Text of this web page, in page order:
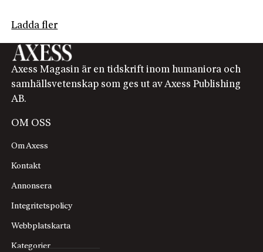
Ladda fler
Axess Magasin är en tidskrift inom humaniora och
samhällsvetenskap som ges ut av Axess Publishing
AB.
OM OSS
Om Axess
Kontakt
Annonsera
Integritetspolicy
Webbplatskarta
Kategorier